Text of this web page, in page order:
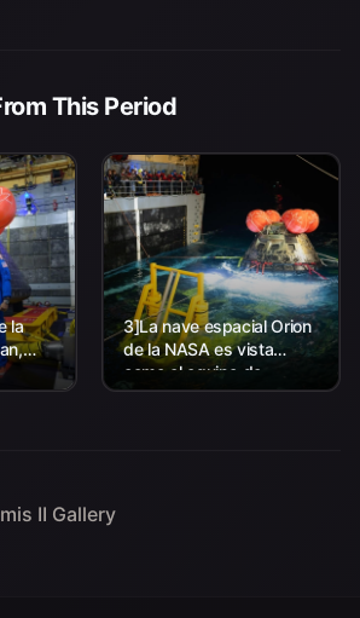
This Period
la
Koch,
en
3]La nave espacial Orion
de la NASA es vista
como el equipo de
Aterrizaje y Recuperación
II Gallery